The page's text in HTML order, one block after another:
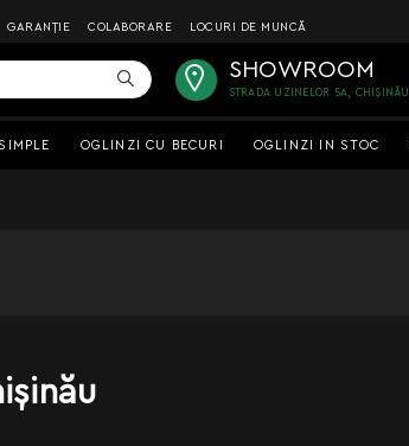
GARANȚIE COLABORARE LOCURI DE MUNCĂ
SHOWROOM
STRADA UZINELOR 5A, CHIȘINĂU
OGLINZI CU BECURI OGLINZI IN STOC